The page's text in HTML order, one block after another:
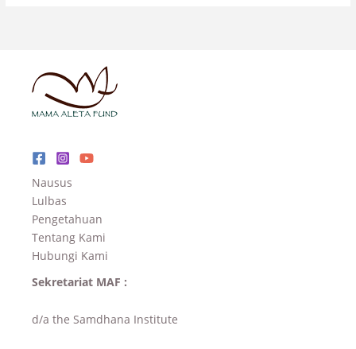
Nausus
Lulbas
Pengetahuan
Tentang Kami
Hubungi Kami
Sekretariat MAF :
d/a the Samdhana Institute